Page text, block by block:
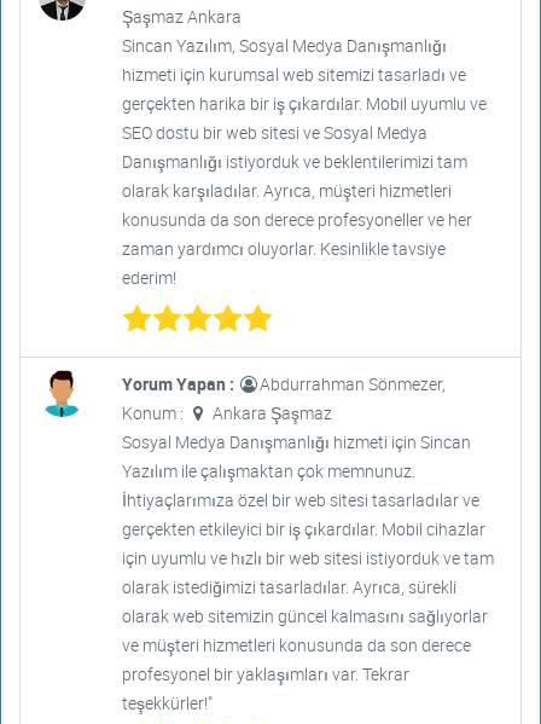
Şaşmaz Ankara
Sincan Yazılım, Sosyal Medya Danışmanlığı
hizmeti için kurumsal web sitemizi tasarladı ve
gerçekten harika bir iş çıkardılar. Mobil uyumlu ve
SEO dostu bir web sitesi ve Sosyal Medya
Danışmanlığı istiyorduk ve beklentilerimizi tam
olarak karşıladılar. Ayrıca, müşteri hizmetleri
konusunda da son derece profesyoneller ve her
zaman yardımcı oluyorlar. Kesinlikle tavsiye
ederim!
Yorum Yapan :
Abdurrahman Sönmezer,
Konum :
Ankara Şaşmaz
Sosyal Medya Danışmanlığı hizmeti için Sincan
Yazılım ile çalışmaktan çok memnunuz.
İhtiyaçlarımıza özel bir web sitesi tasarladılar ve
gerçekten etkileyici bir iş çıkardılar. Mobil cihazlar
için uyumlu ve hızlı bir web sitesi istiyorduk ve tam
olarak istediğimizi tasarladılar. Ayrıca, sürekli
olarak web sitemizin güncel kalmasını sağlıyorlar
ve müşteri hizmetleri konusunda da son derece
profesyonel bir yaklaşımları var. Tekrar
teşekkürler!"